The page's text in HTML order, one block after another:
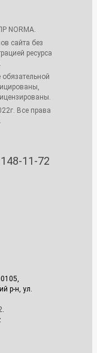
NORMA.
сайта без
ресурса
Все права
11-72
р-н, ул.